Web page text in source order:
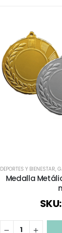
DEPORTES Y BIENESTAR,
Medalla